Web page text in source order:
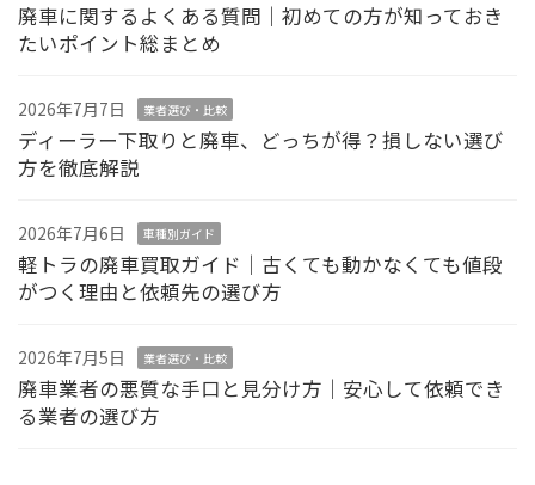
廃車に関するよくある質問｜初めての方が知っておき
たいポイント総まとめ
2026年7月7日 業者選び・比較
ディーラー下取りと廃車、どっちが得？損しない選び
方を徹底解説
2026年7月6日 車種別ガイド
軽トラの廃車買取ガイド｜古くても動かなくても値段
がつく理由と依頼先の選び方
2026年7月5日 業者選び・比較
廃車業者の悪質な手口と見分け方｜安心して依頼でき
る業者の選び方